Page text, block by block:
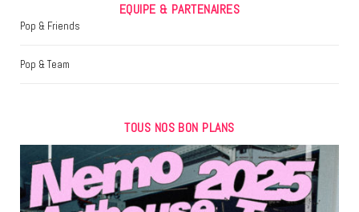
EQUIPE & PARTENAIRES
Pop & Friends
Pop & Team
TOUS NOS BON PLANS